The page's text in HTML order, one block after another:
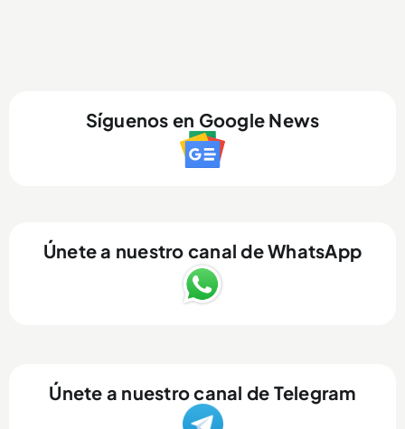
Síguenos en Google News
Únete a nuestro canal de WhatsApp
Únete a nuestro canal de Telegram